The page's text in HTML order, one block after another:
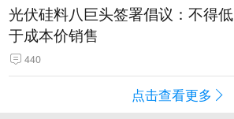
光伏硅料八巨头签署倡议：不得低
于成本价销售
440
点击查看更多